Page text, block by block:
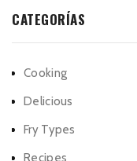
CATEGORÍAS
Cooking
Delicious
Fry Types
Recipes